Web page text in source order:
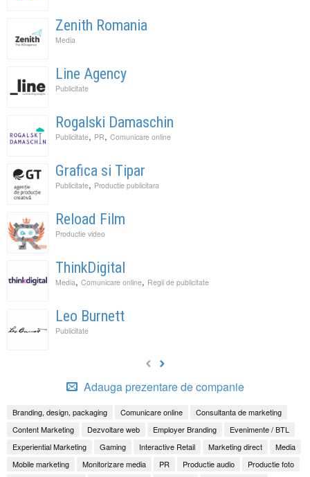
Zenith Romania
Media
Line Agency
Publicitate
Rogalski Damaschin
Publicitate, PR, Comunicare online
Grafica si Tipar
Publicitate, Productie publicitara
Reload Film
Productie video
ThinkDigital
Media, Comunicare online, Regii de publicitate
Leo Burnett
Publicitate
Adauga prezentare de companie
Branding, design, packaging Comunicare online
Consultanta de marketing
Content Marketing
Dezvoltare web Employer Branding
Evenimente / BTL
Experiential Marketing
Gaming Interactive Retail Marketing direct
Media
Mobile marketing
Monitorizare media PR Productie audio
Productie foto